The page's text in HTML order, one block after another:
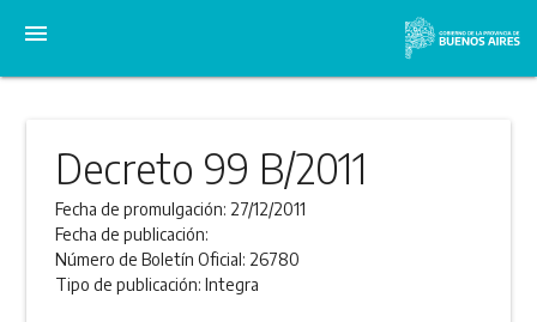
menu
Decreto 99 B/2011
Fecha de promulgación: 27/12/2011
Fecha de publicación:
Número de Boletín Oficial: 26780
Tipo de publicación:Integra